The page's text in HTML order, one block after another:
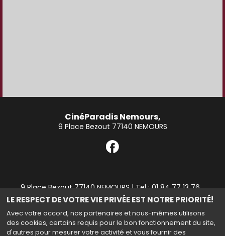
LE RESPECT DE VOTRE VIE PRIVÉE EST NOTRE PRIORITÉ!
Avec votre accord, nos partenaires et nous-mêmes utilisons
des cookies, certains requis pour le bon fonctionnement du site,
d'autres pour mesurer votre activité et vous fournir des
CinéParadis Nemours,
9 Place Bezout 77140 NEMOURS
9 Place Bezout 77140 NEMOURS | Tel : 01 84 77 13 76